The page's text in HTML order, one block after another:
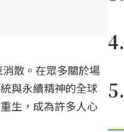
散。在眾多關於場
與永續精神的全球
生，成為許多人心
4.
5.